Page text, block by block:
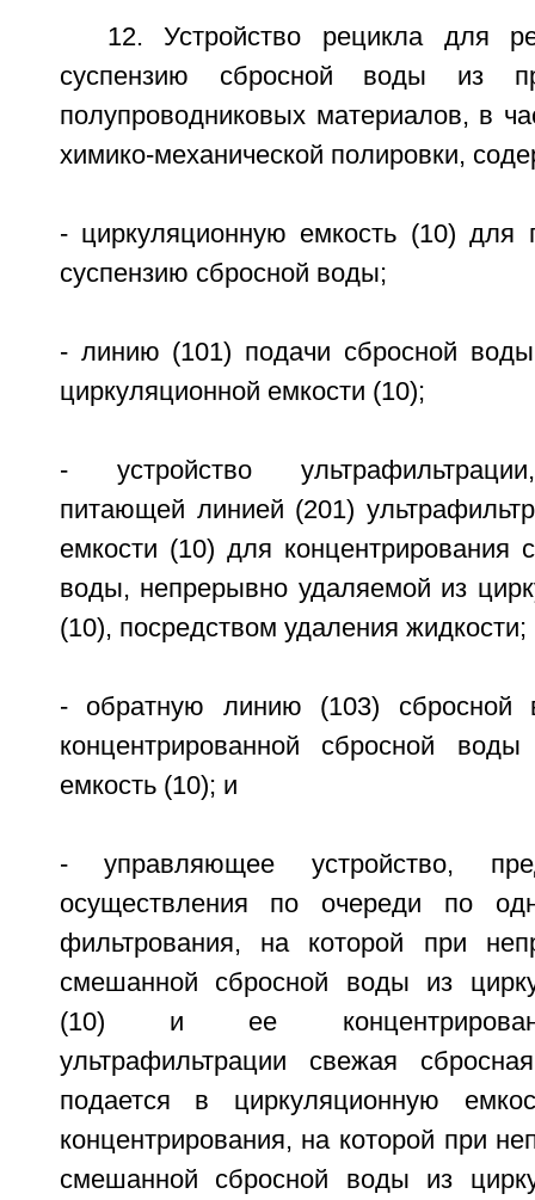
12. Устройство рецикла для
суспензию сбросной воды из
полупроводниковых материалов, в
химико-механической полировки,
- циркуляционную емкость (10) для
суспензию сбросной воды;
- линию (101) подачи сбросной
циркуляционной емкости (10);
- устройство
питающей линией (201)
емкости (10) для концентрирования
воды, непрерывно удаляемой из
(10), посредством удаления жидкости;
- обратную линию (103) сбросной
концентрированной сбросной
емкость (10); и
- управляющее устройство,
осуществления по очереди по
фильтрования, на которой при
смешанной сбросной воды из
(10) и ее
ультрафильтрации свежая
подается в циркуляционную
концентрирования, на которой при
смешанной сбросной воды из